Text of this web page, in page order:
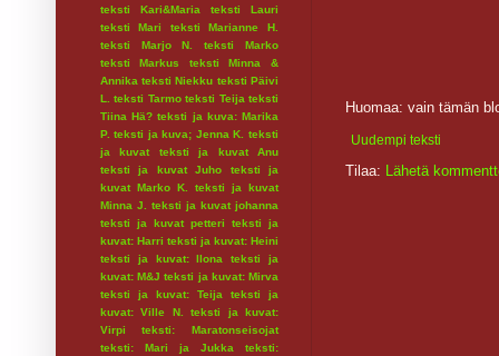
Huomaa: vain tämän
Uudempi teksti
Tilaa:
Lähetä
teksti Kari&Maria
teksti Lauri
teksti Mari
teksti Marianne H.
teksti Marjo N.
teksti Marko
teksti Markus
teksti Minna &
Annika teksti Niekku teksti Päivi
L.
teksti Tarmo teksti Teija teksti
Tiina Hä? teksti ja kuva: Marika
P. teksti ja kuva; Jenna K.
teksti
ja kuvat
teksti ja kuvat Anu
teksti ja kuvat Juho
teksti ja
kuvat Marko K.
teksti ja kuvat
Minna J.
teksti ja kuvat johanna
teksti ja kuvat petteri
teksti ja
kuvat: Harri teksti ja kuvat: Heini
teksti ja kuvat: Ilona
teksti ja
kuvat: M&J teksti ja kuvat: Mirva
teksti ja kuvat: Teija
teksti ja
kuvat: Ville N.
teksti ja kuvat:
Virpi
teksti: Maratonseisojat
teksti: Mari ja Jukka
teksti: